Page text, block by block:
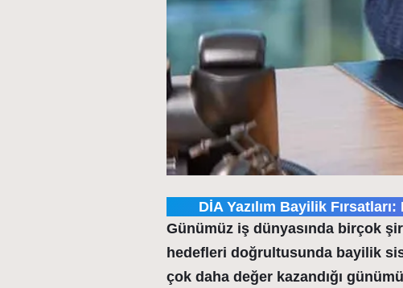
DİA Yazılım Bayilik
Günümüz iş dünyasında birçok
hedefleri doğrultusunda bayilik
çok daha değer kazandığı